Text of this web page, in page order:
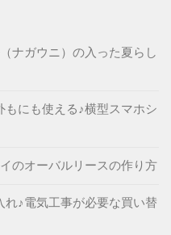
ナガウニ）の入った夏らし
にも使える♪横型スマホシ
のオーバルリースの作り方
♪電気工事が必要な買い替